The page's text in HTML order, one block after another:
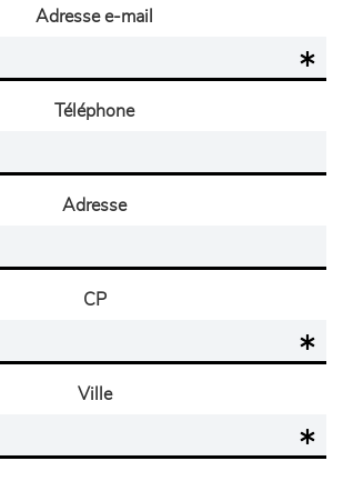
Adresse e-mail
Téléphone
Adresse
CP
Ville